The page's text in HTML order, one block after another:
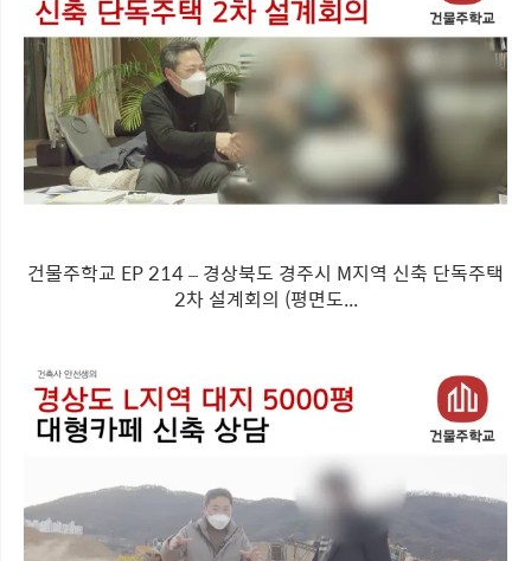
건물주학교 EP 214 – 경상북도 경주시 M지역 신축 단독주택
2차 설계회의 (평면도...